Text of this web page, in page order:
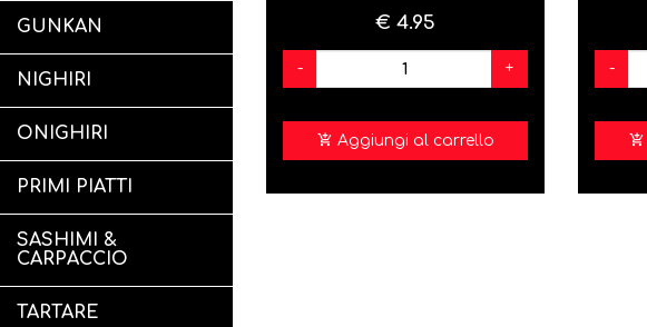
GUNKAN
NIGHIRI
ONIGHIRI
PRIMI PIATTI
SASHIMI &
CARPACCIO
TARTARE
€ 4.95
- +
Aggiungi al carrello
-